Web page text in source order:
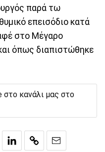
παρά τω
επεισόδιο κατά
στο Μέγαρο
όπως διαπιστώθηκε
στο κανάλι μας στο